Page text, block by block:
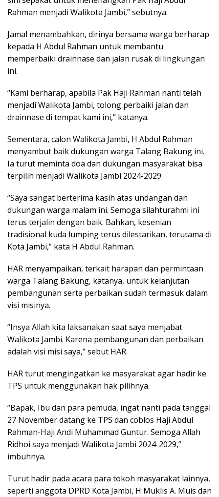
Rahman menjadi Walikota Jambi,” sebutnya.
Jamal menambahkan, dirinya bersama warga berharap
kepada H Abdul Rahman untuk membantu
memperbaiki drainnase dan jalan rusak di lingkungan
ini.
“Kami berharap, apabila Pak Haji Rahman nanti telah
menjadi Walikota Jambi, tolong perbaiki jalan dan
drainnase di tempat kami ini,” katanya.
Sementara, calon Walikota Jambi, H Abdul Rahman
menyambut baik dukungan warga Talang Bakung ini.
Ia turut meminta doa dan dukungan masyarakat bisa
terpilih menjadi Walikota Jambi 2024-2029.
“Saya sangat berterima kasih atas undangan dan
dukungan warga malam ini. Semoga silahturahmi ini
terus terjalin dengan baik. Bahkan, kesenian
tradisional kuda lumping terus dilestarikan, terutama di
Kota Jambi,” kata H Abdul Rahman.
HAR menyampaikan, terkait harapan dan permintaan
warga Talang Bakung, katanya, untuk kelanjutan
pembangunan serta perbaikan sudah termasuk dalam
visi misinya.
“Insya Allah kita laksanakan saat saya menjabat
Walikota Jambi. Karena pembangunan dan perbaikan
adalah visi misi saya,” sebut HAR.
HAR turut mengingatkan ke masyarakat agar hadir ke
TPS untuk menggunakan hak pilihnya.
“Bapak, Ibu dan para pemuda, ingat nanti pada tanggal
27 November datang ke TPS dan coblos Haji Abdul
Rahman-Haji Andi Muhammad Guntur. Semoga Allah
Ridhoi saya menjadi Walikota Jambi 2024-2029,”
imbuhnya.
Turut hadir pada acara para tokoh masyarakat lainnya,
seperti anggota DPRD Kota Jambi, H Muklis A. Muis dan